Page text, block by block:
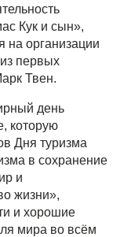
Кук и сын»,
на организации
первых
Твен.
день
которую
Дня туризма
в сохранение
и
жизни»,
и хорошие
мира во всём